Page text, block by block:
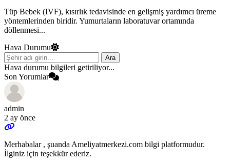
Tüp Bebek (IVF), kısırlık tedavisinde en gelişmiş yardımcı üreme
yöntemlerinden biridir. Yumurtaların laboratuvar ortamında
döllenmesi...
Hava Durumu
Ara
Hava durumu bilgileri getiriliyor...
Son Yorumlar
admin
2 ay önce
Merhabalar , şuanda Ameliyatmerkezi.com bilgi platformudur.
İlginiz için teşekkür ederiz.